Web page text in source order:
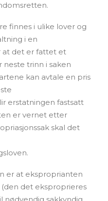
finnes i ulike lover og
i en
at det er fattet et
neste trinn i saken
kan avtale en pris
erstatningen fastsatt
er vernet etter
skal det
er at eksproprianten
det eksproprieres